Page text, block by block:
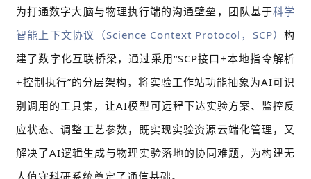
为打通数字大脑与物理执行端的沟通壁垒，团队基于科学
智能上下文协议（Science Context Protocol，SCP） 构
建了数字化互联桥梁，通过采用“SCP接口+本地指令解析
+控制执行”的分层架构，将实验工作站功能抽象为AI可识
别调用的工具集，让AI模型可远程下达实验方案、监控反
应状态、调整工艺参数，既实现实验资源云端化管理，又
解决了AI逻辑生成与物理实验落地的协同难题，为构建无